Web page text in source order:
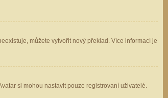
můžete vytvořit nový překlad. Více informací je
si mohou nastavit pouze registrovaní uživatelé.